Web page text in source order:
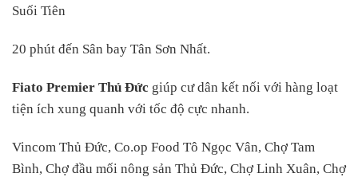
Suối Tiên
20 phút đến Sân bay Tân Sơn Nhất.
Fiato Premier Thủ Đức giúp cư dân kết nối với hàng loạt
tiện ích xung quanh với tốc độ cực nhanh.
Vincom Thủ Đức, Co.op Food Tô Ngọc Vân, Chợ Tam
Bình, Chợ đầu mối nông sản Thủ Đức, Chợ Linh Xuân, Chợ